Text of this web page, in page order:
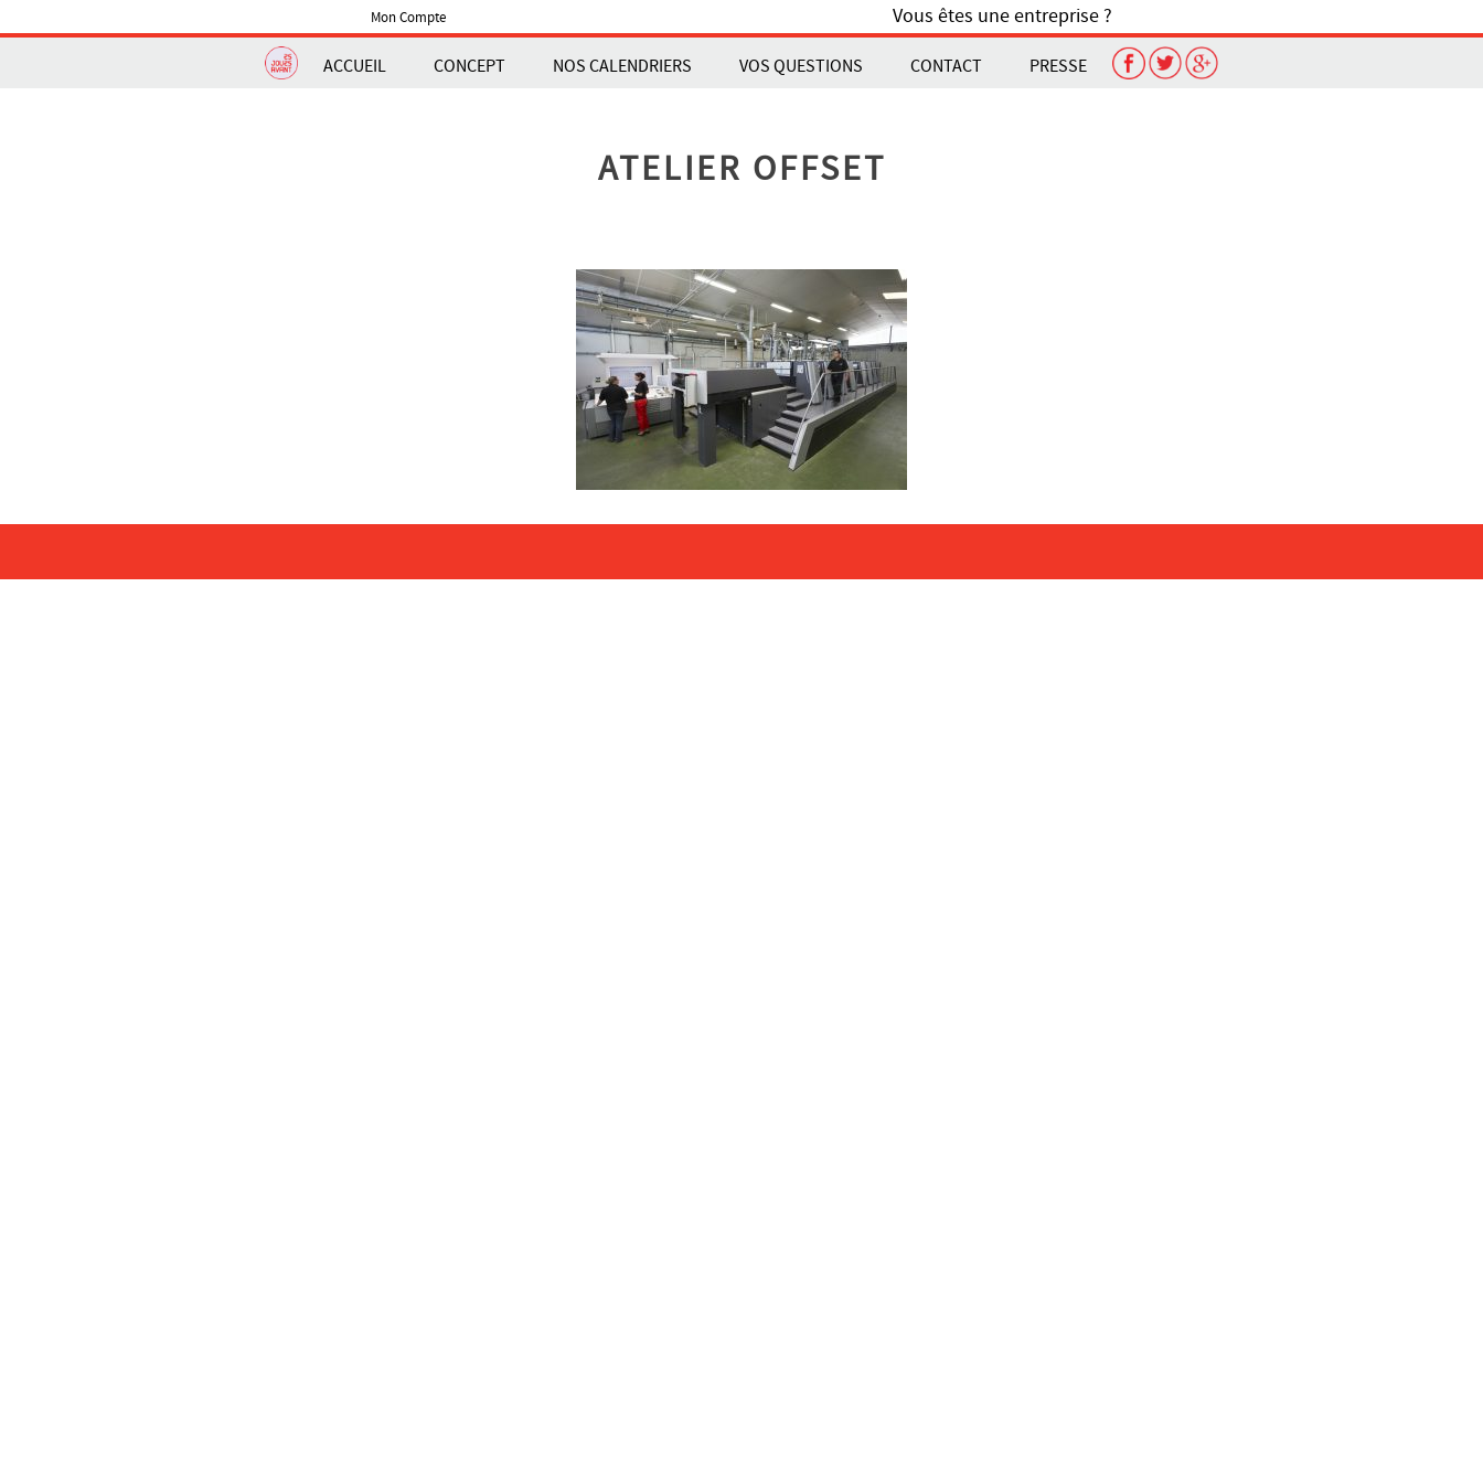
Mon Compte Vous êtes une entreprise ?
ACCUEIL CONCEPT NOS CALENDRIERS VOS QUESTIONS CONTACT PRESSE
ATELIER OFFSET